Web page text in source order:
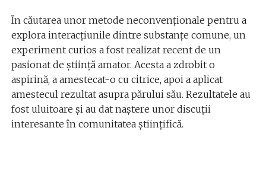
În căutarea unor metode neconvenționale pentru a
explora interacțiunile dintre substanțe comune, un
experiment curios a fost realizat recent de un
pasionat de știință amator. Acesta a zdrobit o
aspirină, a amestecat-o cu citrice, apoi a aplicat
amestecul rezultat asupra părului său. Rezultatele au
fost uluitoare și au dat naștere unor discuții
interesante în comunitatea științifică.